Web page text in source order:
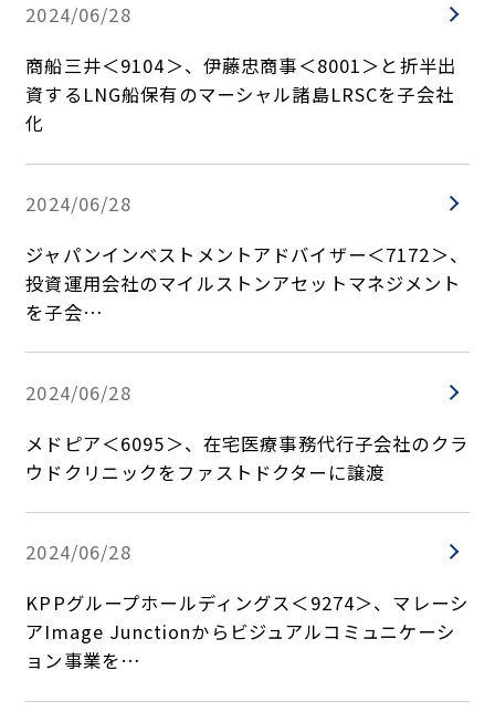
2024/06/28
商船三井＜9104＞、伊藤忠商事＜8001＞と折半出
資するLNG船保有のマーシャル諸島LRSCを子会社
化
2024/06/28
ジャパンインベストメントアドバイザー＜7172＞、
投資運用会社のマイルストンアセットマネジメント
を子会…
2024/06/28
メドピア＜6095＞、在宅医療事務代行子会社のクラ
ウドクリニックをファストドクターに譲渡
2024/06/28
KPPグループホールディングス＜9274＞、マレーシ
アImage Junctionからビジュアルコミュニケーシ
ョン事業を…